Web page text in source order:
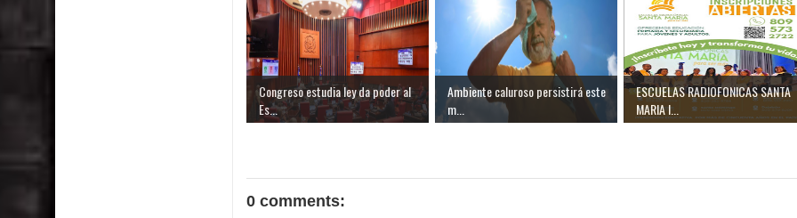
Congreso estudia ley da poder al
Es...
Ambiente caluroso persistirá este
m...
ESCUELAS RADIOFONICAS SANTA
MARIA I...
0 comments: